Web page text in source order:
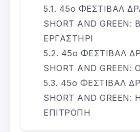
45ο ΦΕΣΤΙΒΑΛ
SHORT AND GREEN:
ΕΡΓΑΣΤΗΡΙ
45ο ΦΕΣΤΙΒΑΛ
SHORT AND GREEN:
45ο ΦΕΣΤΙΒΑΛ
SHORT AND GREEN:
ΕΠΙΤΡΟΠΗ